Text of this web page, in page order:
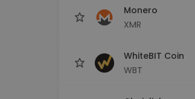
Monero
XMR
WhiteBIT Coin
WBT